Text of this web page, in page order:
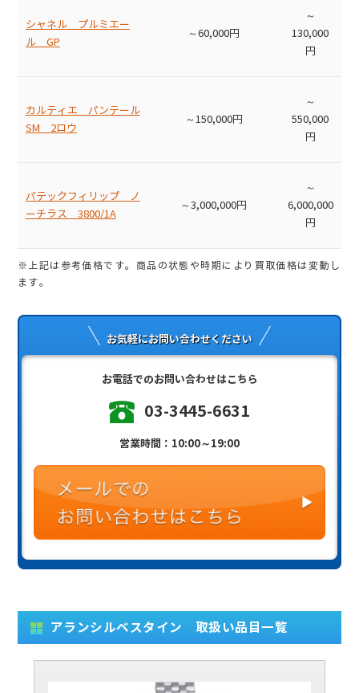
シャネル プルミエー
ル GP
～60,000円
～
130,000
円
カルティエ パンテール
SM 2ロウ
～150,000円
～
550,000
円
パテックフィリップ ノ
ーチラス 3800/1A
～3,000,000円
～
6,000,000
円
※上記は参考価格です。商品の状態や時期により買取価格は変動し
ます。
お気軽にお問い合わせください
お電話でのお問い合わせはこちら
03-3445-6631
営業時間：10:00～19:00
アランシルベスタイン 取扱い品目一覧